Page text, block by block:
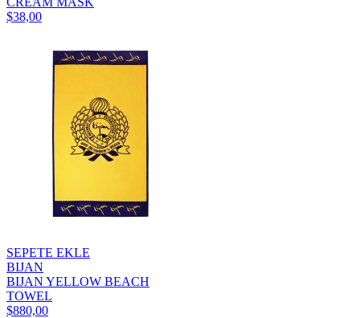
$38,00
SEPETE EKLE
BIJAN
BIJAN YELLOW BEACH
TOWEL
$880,00